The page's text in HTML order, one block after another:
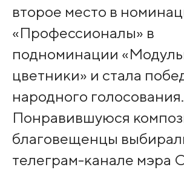
второе место в
«Профессионалы» в
подноминации
цветники» и стала
народного голосования.
Понравившуюся
благовещенцы
телеграм-канале мэра